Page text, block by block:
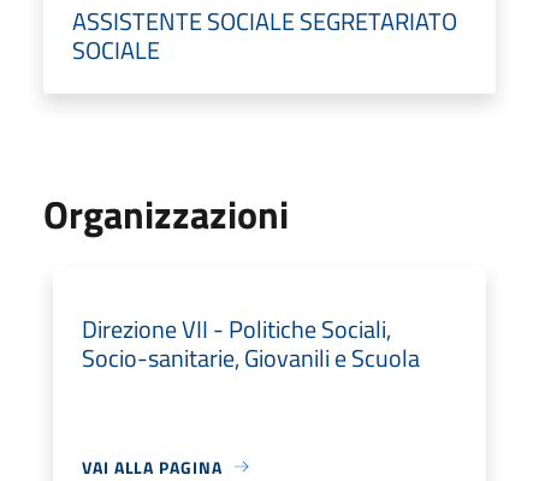
ASSISTENTE SOCIALE SEGRETARIATO
SOCIALE
Organizzazioni
Direzione VII - Politiche Sociali,
Socio-sanitarie, Giovanili e Scuola
VAI ALLA PAGINA